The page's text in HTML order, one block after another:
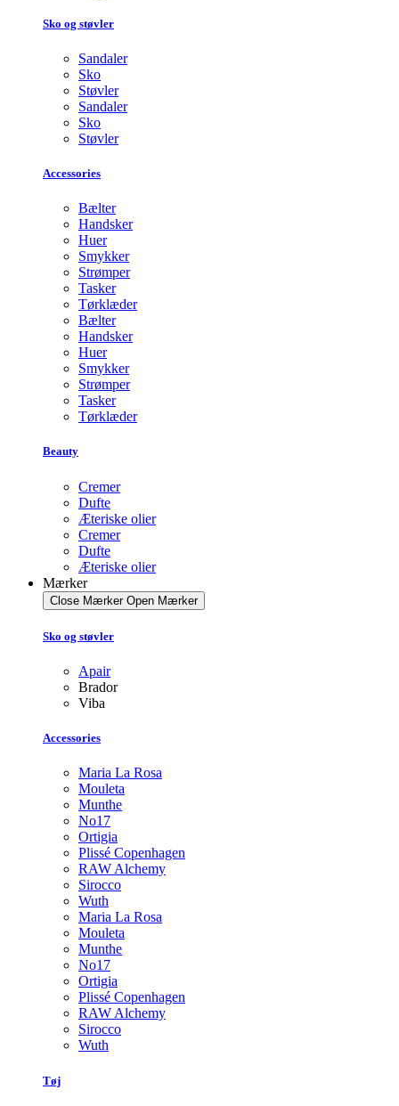
Sko og støvler
Sandaler
Sko
Støvler
Sandaler
Sko
Støvler
Accessories
Bælter
Handsker
Huer
Smykker
Strømper
Tasker
Tørklæder
Bælter
Handsker
Huer
Smykker
Strømper
Tasker
Tørklæder
Beauty
Cremer
Dufte
Æteriske olier
Cremer
Dufte
Æteriske olier
Mærker
Close Mærker Open Mærker
Sko og støvler
Apair
Brador
Viba
Accessories
Maria La Rosa
Mouleta
Munthe
No17
Ortigia
Plissé Copenhagen
RAW Alchemy
Sirocco
Wuth
Maria La Rosa
Mouleta
Munthe
No17
Ortigia
Plissé Copenhagen
RAW Alchemy
Sirocco
Wuth
Tøj